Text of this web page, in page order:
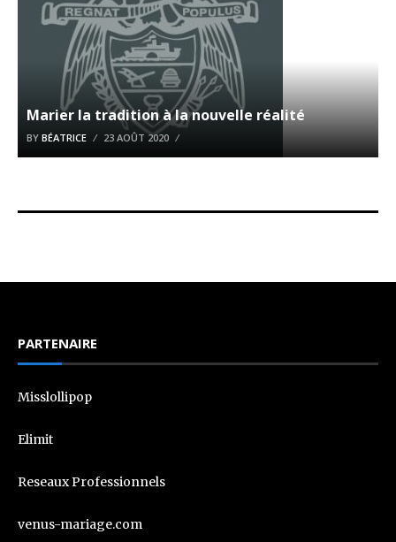
Marier la tradition à la nouvelle réalité
BY BÉATRICE 23 AOÛT 2020
PARTENAIRE
Misslollipop
Elimit
Reseaux Professionnels
venus-mariage.com